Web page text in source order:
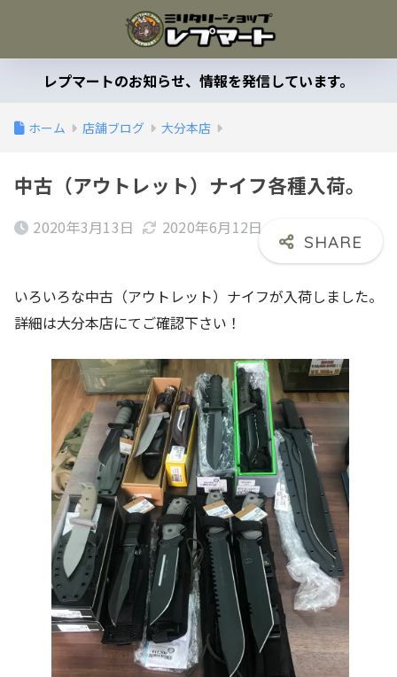
レプマートのお知らせ、情報を発信しています。
ホーム 店舗ブログ 大分本店
中古（アウトレット）ナイフ各種入荷。
2020年3月13日 2020年6月12日
いろいろな中古（アウトレット）ナイフが入荷しました。
詳細は大分本店にてご確認下さい！